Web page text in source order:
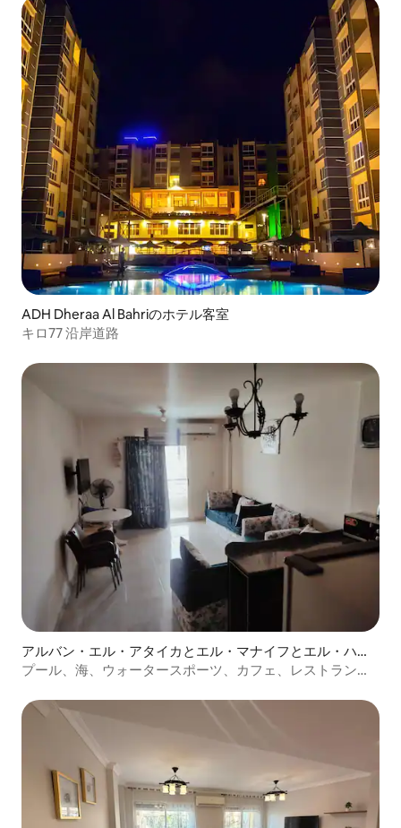
ADH Dheraa Al Bahriのホテル客室
キロ77 沿岸道路
アルバン・エル・アタイカとエル・マナイフとエル・ハウ
ィタットのホテル客室
プール、海、ウォータースポーツ、カフェ、レストランが